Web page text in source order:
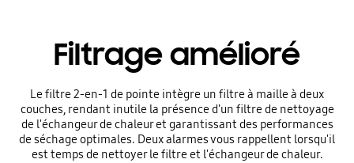
Filtrage amélioré
Le filtre 2-en-1 de pointe intègre un filtre à maille à deux
couches, rendant inutile la présence d'un filtre de nettoyage
de l'échangeur de chaleur et garantissant des performances
de séchage optimales. Deux alarmes vous rappellent lorsqu'il
est temps de nettoyer le filtre et l'échangeur de chaleur.